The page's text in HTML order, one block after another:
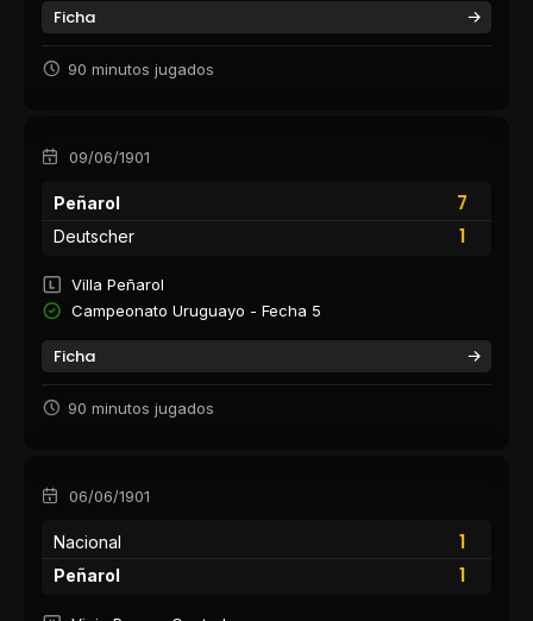
Ficha
90 minutos jugados
09/06/1901
Peñarol
7
1
Deutscher
Villa Peñarol
Campeonato Uruguayo - Fecha 5
Ficha
90 minutos jugados
06/06/1901
Nacional
1
1
Peñarol